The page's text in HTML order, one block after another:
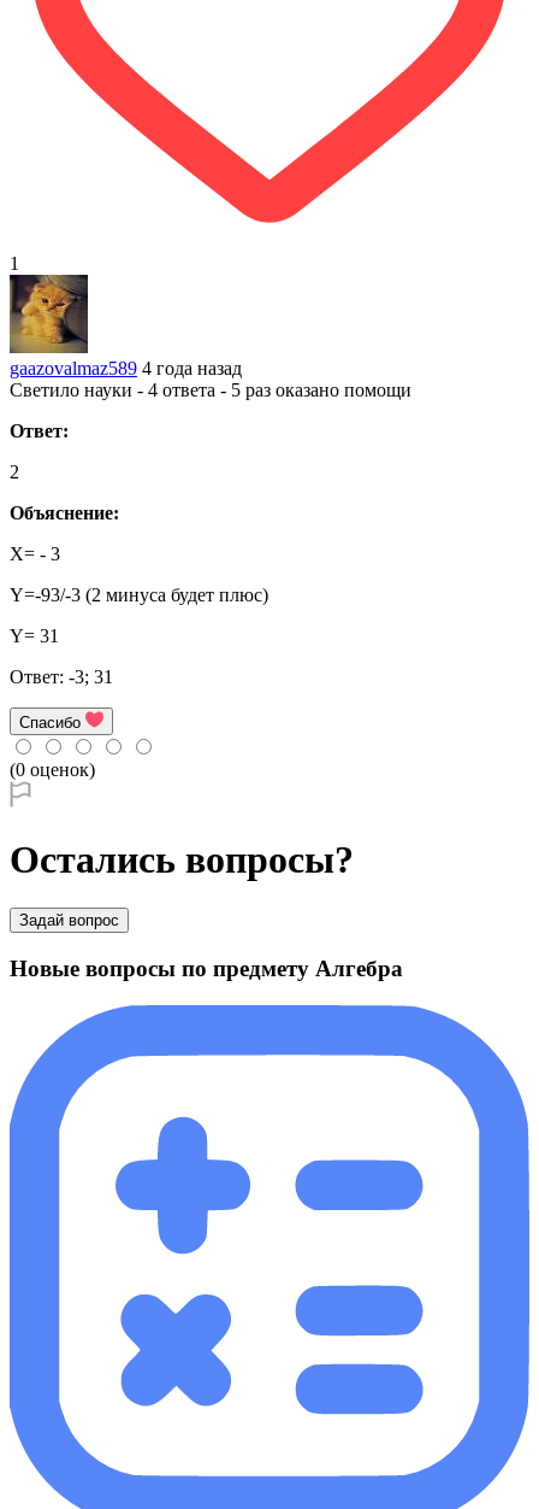
1
gaazovalmaz589 4 года назад
Светило науки - 4 ответа - 5 раз оказано помощи
Ответ:
2
Объяснение:
X= - 3
Y=-93/-3 (2 минуса будет плюс)
Y= 31
Ответ: -3; 31
Спасибо
(0 оценок)
Остались вопросы?
Задай вопрос
Новые вопросы по предмету Алгебра